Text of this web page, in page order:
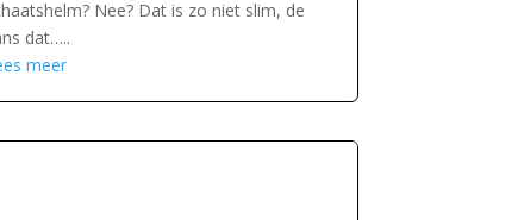
Nee? Dat is zo niet slim, de
dat…..
meer